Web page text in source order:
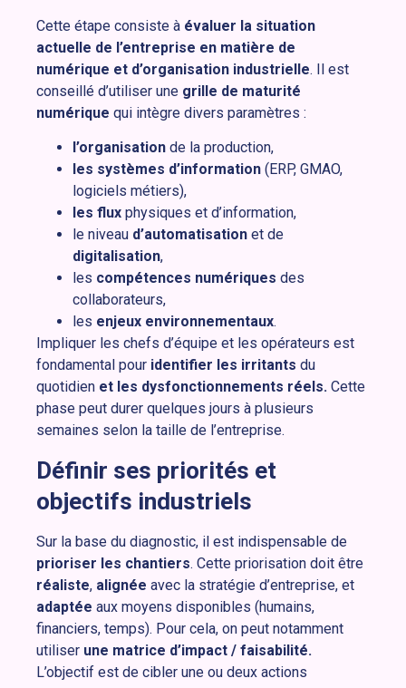
Cette étape consiste à évaluer la situation
actuelle de l’entreprise en matière de
numérique et d’organisation industrielle. Il est
conseillé d’utiliser une grille de maturité
numérique qui intègre divers paramètres :
l’organisation de la production,
les systèmes d’information (ERP, GMAO,
logiciels métiers),
les flux physiques et d’information,
le niveau d’automatisation et de
digitalisation,
les compétences numériques des
collaborateurs,
les enjeux environnementaux.
Impliquer les chefs d’équipe et les opérateurs est
fondamental pour identifier les irritants du
quotidien et les dysfonctionnements réels. Cette
phase peut durer quelques jours à plusieurs
semaines selon la taille de l’entreprise.
Définir ses priorités et
objectifs industriels
Sur la base du diagnostic, il est indispensable de
prioriser les chantiers. Cette priorisation doit être
réaliste, alignée avec la stratégie d’entreprise, et
adaptée aux moyens disponibles (humains,
financiers, temps). Pour cela, on peut notamment
utiliser une matrice d’impact / faisabilité.
L’objectif est de cibler une ou deux actions